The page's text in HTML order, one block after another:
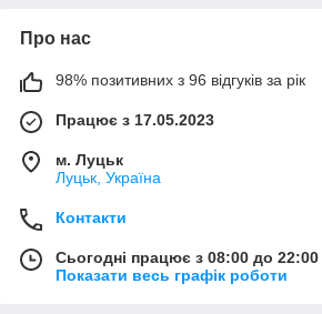
Про нас
98% позитивних з 96 відгуків за рік
Працює з 17.05.2023
м. Луцьк
Луцьк, Україна
Контакти
Сьогодні працює з 08:00 до 22:00
Показати весь графік роботи